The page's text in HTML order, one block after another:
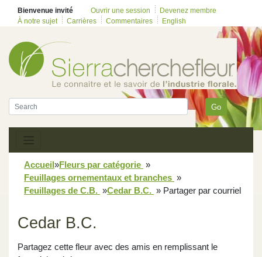
Bienvenue invité Ouvrir une session
Devenez membre
À notre sujet
Carrières Commentaires English
Go
Accueil»Fleurs par catégorie »
Feuillages ornementaux et branches »
Feuillages de C.B. »Cedar B.C. » Partager par courriel
Cedar B.C.
Partagez cette fleur avec des amis en remplissant le